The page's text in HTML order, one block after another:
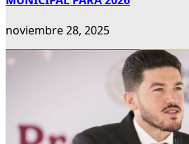
noviembre 28, 2025